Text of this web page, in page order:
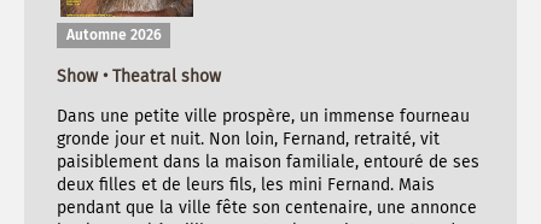
Automne 2026
Show • Theatral show
Dans une petite ville prospère, un immense fourneau
gronde jour et nuit. Non loin, Fernand, retraité, vit
paisiblement dans la maison familiale, entouré de ses
deux filles et de leurs fils, les mini Fernand. Mais
pendant que la ville fête son centenaire, une annonce